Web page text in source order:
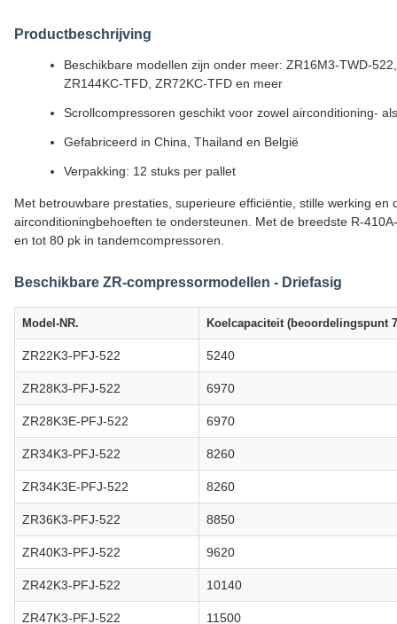
Productbeschrijving
Beschikbare modellen zijn onder meer: ZR16M3-TWD-
ZR144KC-TFD, ZR72KC-TFD en meer
Scrollcompressoren geschikt voor zowel airconditioning-
Gefabriceerd in China, Thailand en België
Verpakking: 12 stuks per pallet
Met betrouwbare prestaties, superieure efficiëntie, stille werking
airconditioningbehoeften te ondersteunen. Met de breedste R-
en tot 80 pk in tandemcompressoren.
Beschikbare ZR-compressormodellen - Driefasig
Model-NR. Koelcapaciteit (beoordelingspunt
ZR22K3-PFJ-522 5240
ZR28K3-PFJ-522 6970
ZR28K3E-PFJ-522 6970
ZR34K3-PFJ-522 8260
ZR34K3E-PFJ-522 8260
ZR36K3-PFJ-522 8850
ZR40K3-PFJ-522 9620
ZR42K3-PFJ-522 10140
ZR47K3-PFJ-522 11500